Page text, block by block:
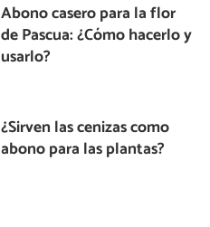
Abono casero para la flor
de Pascua: ¿Cómo hacerlo y
usarlo?
¿Sirven las cenizas como
abono para las plantas?